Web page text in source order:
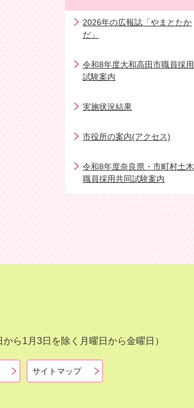
2026年の広報誌「やまとたか
だ」
令和8年度大和高田市職員採用
試験案内
実施状況結果
市役所の案内(アクセス)
令和8年度奈良県・市町村土木
職員採用共同試験案内
ら1月3日を除く月曜日から金曜日）
サイトマップ